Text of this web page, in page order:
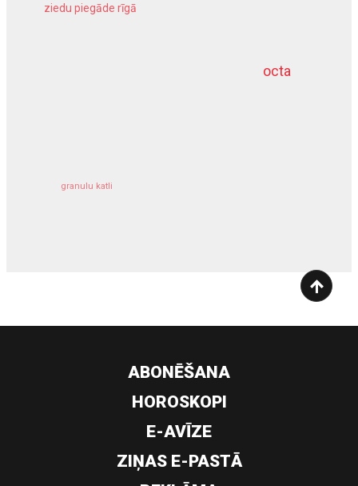
octa
ziedu piegāde rīgā
granulu katli
dziļurbums
ABONĒŠANA
HOROSKOPI
E-AVĪZE
ZIŅAS E-PASTĀ